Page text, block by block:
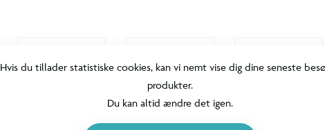
Hvis du tillader statistiske cookies, kan vi nemt vise dig dine seneste
produkter.
Du kan altid ændre det igen.